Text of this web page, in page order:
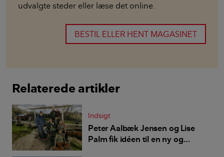
udvalgte steder eller læse det online.
BESTIL ELLER HENT MAGASINET
Relaterede artikler
Indsigt
Peter Aalbæk Jensen og Lise
Palm fik idéen til en ny og